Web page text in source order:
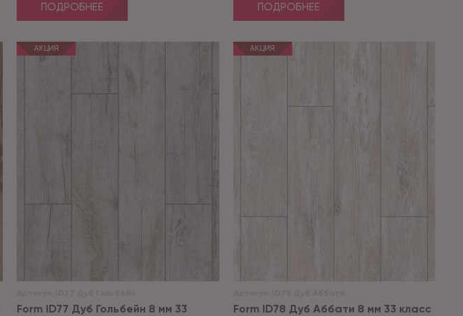
ПОДРОБНЕЕ ПОДРОБНЕЕ
АКЦИЯ
Form ID77 Дуб Гольбейн 8 мм 33
АКЦИЯ
Form ID78 Дуб Аббати 8 мм 33 класс